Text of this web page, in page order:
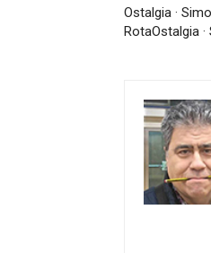
Ostalgia ·
RotaOstalgia